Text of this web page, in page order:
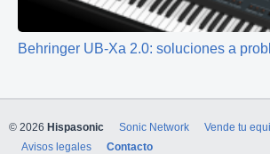
Behringer UB-Xa 2.0: soluciones a
© 2026 Hispasonic Sonic Network Vende tu
Avisos legales
Contacto